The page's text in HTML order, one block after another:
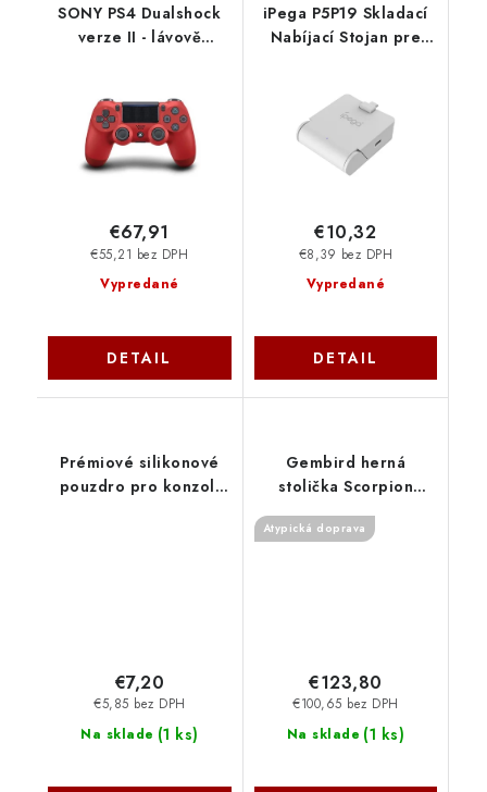
SONY PS4 Dualshock
verze II - lávově
Vypredané
€55,21 bez DPH
€67,91
DETAIL
iPega P5P19 Skladací
Nabíjací Stojan pre
6974363711405
NoName
Vypredané
€8,39 bez DPH
€10,32
DETAIL
Prémiové silikonové
pouzdro pro konzoli
Na sklade (1 ks)
€5,85 bez DPH
€7,20
Gembird herná
stolička Scorpion
čierna/oranžová GC-
SCORPION-04X
Atypická doprava
Na sklade (1 ks)
€100,65 bez DPH
€123,80